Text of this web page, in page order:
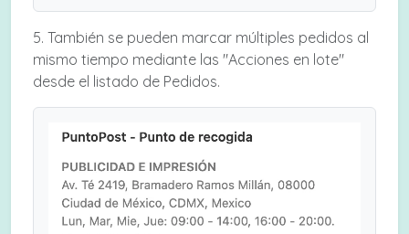
5. También se pueden marcar múltiples pedidos al
mismo tiempo mediante las "Acciones en lote"
desde el listado de Pedidos.